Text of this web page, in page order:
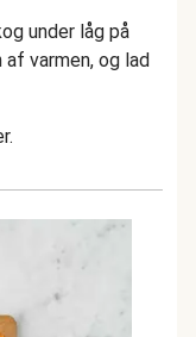
under låg på
af varmen, og lad